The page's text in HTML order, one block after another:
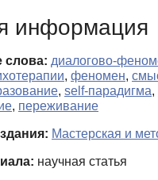
информация
слова: диалогово-
, феномен,
, self-парадигма,
, переживание
Мастерская и
научная статья